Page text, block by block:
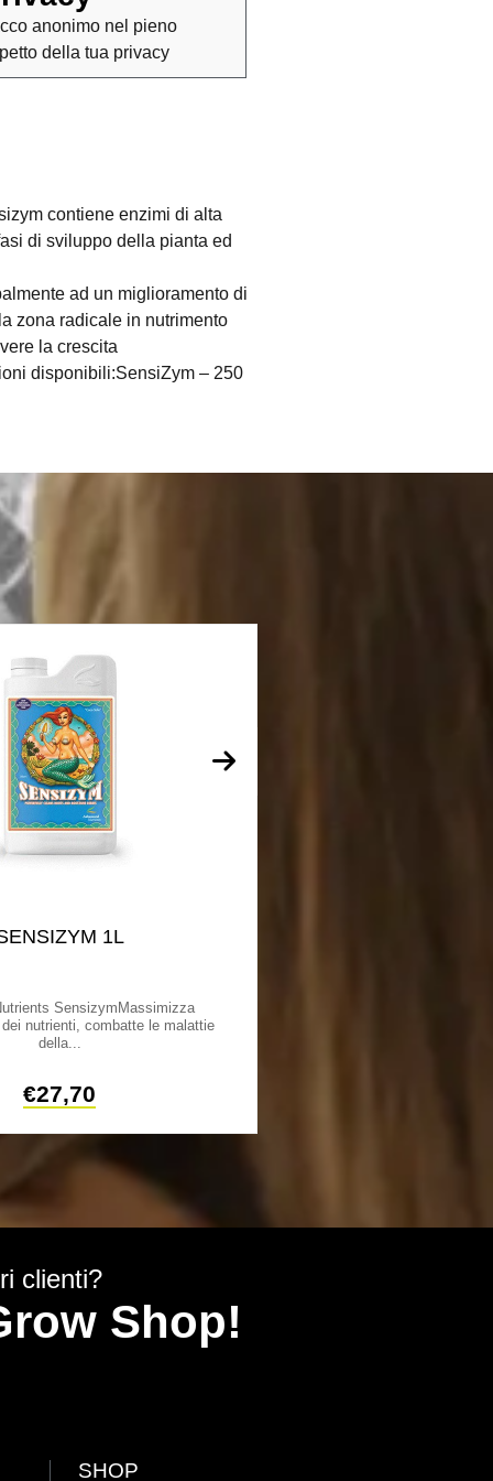
anonimo nel pieno
della tua privacy
contiene enzimi di alta
di sviluppo della pianta ed
ad un miglioramento di
zona radicale in nutrimento
la crescita
disponibili:SensiZym – 250
1L
SensizymMassimizza
dei nutrienti, combatte le malattie
della...
€27,70
clienti?
Shop!
SHOP